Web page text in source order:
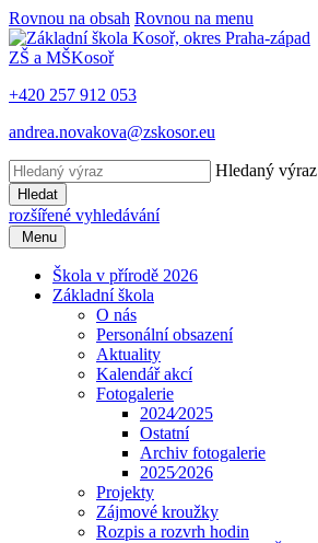
Rovnou na obsah Rovnou na menu
ZŠ a MŠKosoř
+420 257 912 053
andrea.novakova@zskosor.eu
Hledaný výraz
Hledat
rozšířené vyhledávání
Menu
Škola v přírodě 2026
Základní škola
O nás
Personální obsazení
Aktuality
Kalendář akcí
Fotogalerie
2024⁄2025
Ostatní
Archiv fotogalerie
2025⁄2026
Projekty
Zájmové kroužky
Rozpis a rozvrh hodin